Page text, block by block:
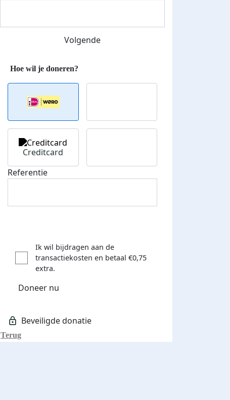
Volgende
Terug
Creditcard
Referentie
Ik wil bijdragen aan de
transactiekosten en betaal €0,75
extra.
Doneer nu